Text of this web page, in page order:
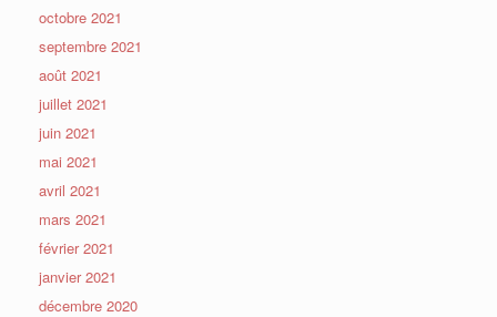
octobre 2021
septembre 2021
août 2021
juillet 2021
juin 2021
mai 2021
avril 2021
mars 2021
février 2021
janvier 2021
décembre 2020